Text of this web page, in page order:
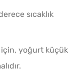
sıcaklık
için, yoğurt küçük